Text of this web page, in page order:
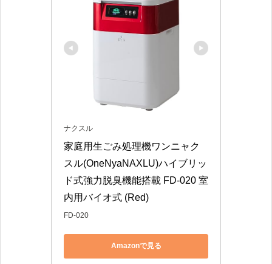
ナクスル
家庭用生ごみ処理機ワンニャク
スル(OneNyaNAXLU)ハイブリッ
ド式強力脱臭機能搭載 FD-020 室
内用バイオ式 (Red)
FD-020
Amazonで見る